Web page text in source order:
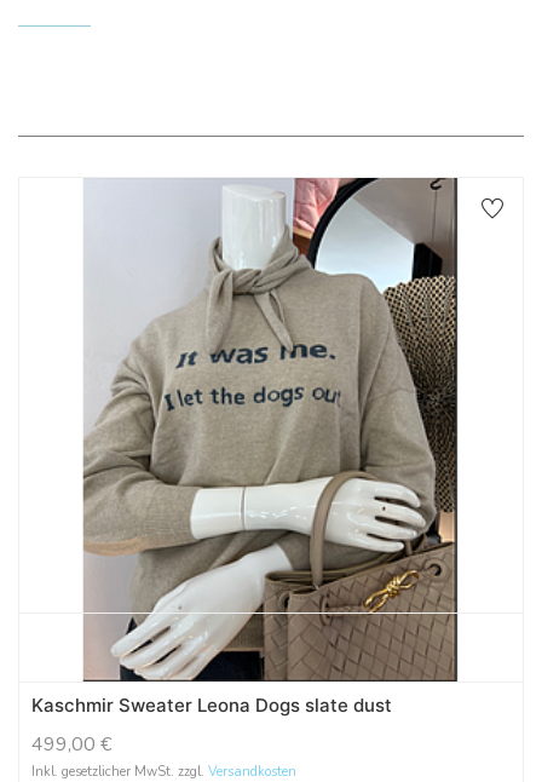
Kaschmir Sweater Leona Dogs slate dust
499,00 €
Inkl. gesetzlicher MwSt. zzgl. Versandkosten